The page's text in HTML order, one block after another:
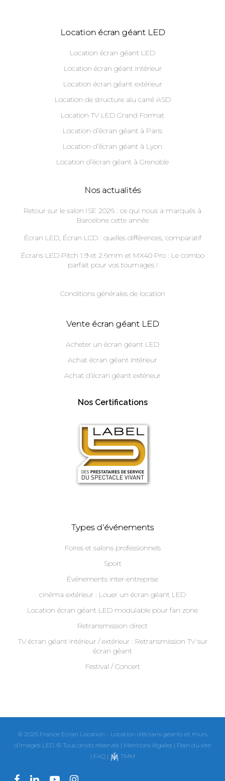
Location écran géant LED
Location écran géant LED
Location écran géant intérieur
Location écran géant extérieur
Location de structure alu carré ASD
Location TV LED Grand Format
Location d’écran géant à Paris
Location d’écran géant à Lyon
Location d’écran géant à Grenoble
Nos actualités
Retour sur le salon ISE 2026 : ce qui nous a marqués à
Barcelone cette année
Écran LED, Écran LCD : quelles différences, comparatif
Écrans LED Pitch 1.9 et 2.6mm et MX40 Pro : Le combo
parfait pour vos tournages !
Conditions générales de location
Vente écran géant LED
Acheter un écran géant LED
Achat écran géant intérieur
Achat d’écran géant extérieur
Nos Certifications
Types d’événements
Foires et salons professionnels
Sport
Événements inter-entreprise
cinéma extérieur : Louer un écran géant LED
Location écran géant LED modulable pour fan zone
Retransmission direct
TV écran géant intérieur / extérieur : Retransmission TV sur
écran géant
Festival / Concert
© 2026 France Ecran Location - Location d’écrans géants et murs
d’images LED. © Tous droits réservés | Mentions légales | Plan du site
| FAQ| TMM